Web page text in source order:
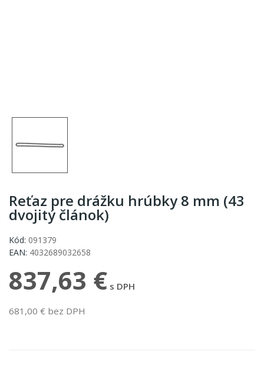
Reťaz pre drážku hrúbky 8 mm (43
dvojitý článok)
Kód: 091379
EAN: 4032689032658
837,63 € s DPH
681,00 € bez DPH